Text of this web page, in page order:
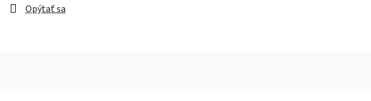
Opýtať sa